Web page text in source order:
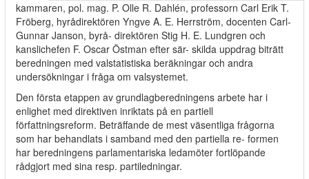
kammaren, pol. mag. P. Olle R. Dahlén, professorn Carl Erik T.
Fröberg, hyrådirektören Yngve A. E. Herrström, docenten Carl-
Gunnar Janson, byrå- direktören Stig H. E. Lundgren och
kanslichefen F. Oscar Östman efter sär- skilda uppdrag biträtt
beredningen med valstatistiska beräkningar och andra
undersökningar i fråga om valsystemet.
Den första etappen av grundlagberedningens arbete har i
enlighet med direktiven inriktats på en partiell
författningsreform. Beträffande de mest väsentliga frågorna
som har behandlats i samband med den partiella re- formen
har beredningens parlamentariska ledamöter fortlöpande
rådgjort med sina resp. partiledningar.